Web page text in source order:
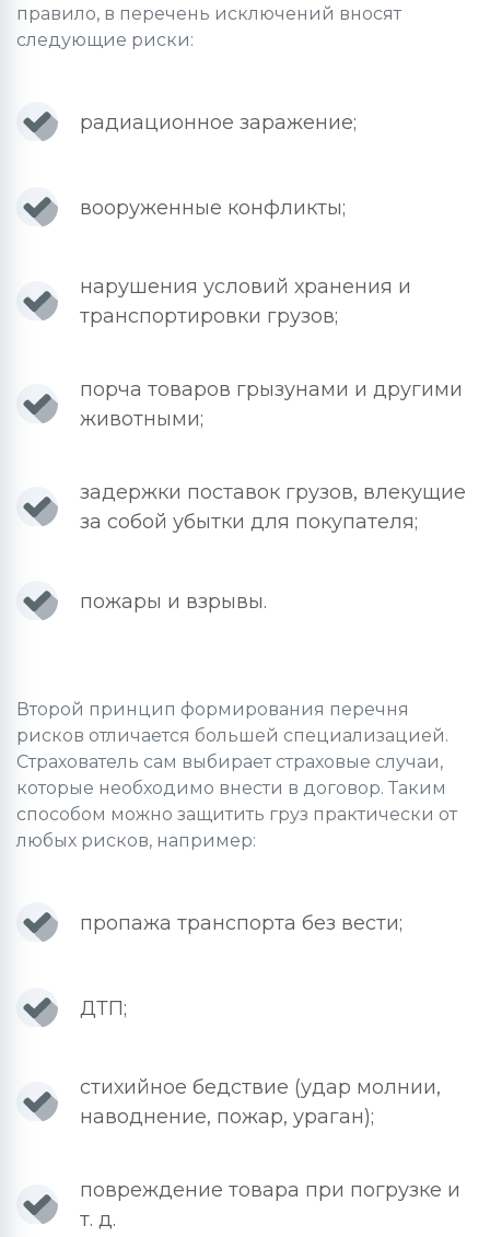
правило, в перечень исключений вносят
следующие риски:
радиационное заражение;
вооруженные конфликты;
нарушения условий хранения и
транспортировки грузов;
порча товаров грызунами и другими
животными;
задержки поставок грузов, влекущие
за собой убытки для покупателя;
пожары и взрывы.
Второй принцип формирования перечня
рисков отличается большей специализацией.
Страхователь сам выбирает страховые случаи,
которые необходимо внести в договор. Таким
способом можно защитить груз практически от
любых рисков, например:
пропажа транспорта без вести;
ДТП;
стихийное бедствие (удар молнии,
наводнение, пожар, ураган);
повреждение товара при погрузке и
т. д.